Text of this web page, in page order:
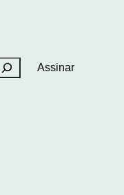
PesquisarAssinar